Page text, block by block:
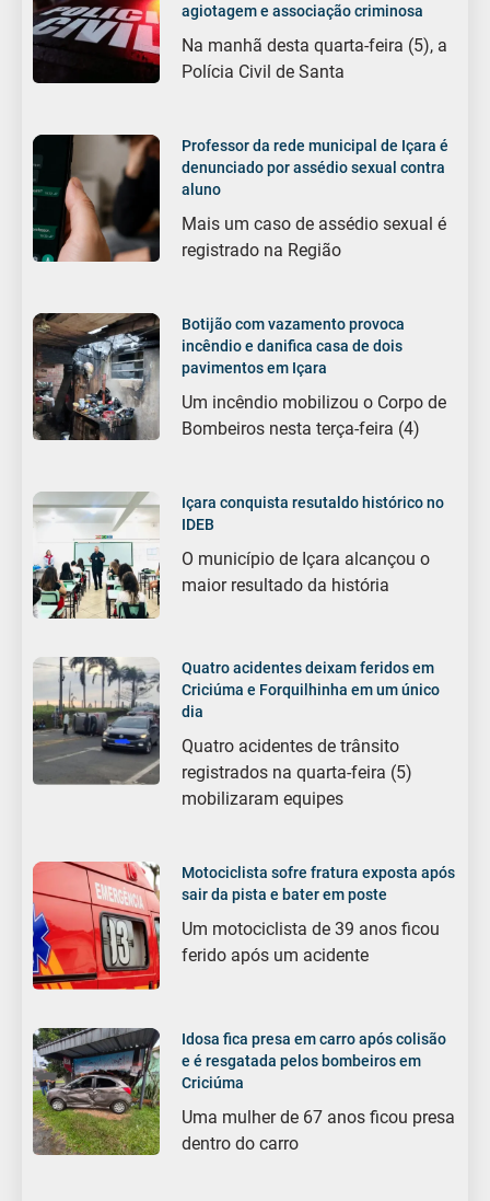
agiotagem e associação criminosa
Na manhã desta quarta-feira (5), a
Polícia Civil de Santa
Professor da rede municipal de Içara é
denunciado por assédio sexual contra
aluno
Mais um caso de assédio sexual é
registrado na Região
Botijão com vazamento provoca
incêndio e danifica casa de dois
pavimentos em Içara
Um incêndio mobilizou o Corpo de
Bombeiros nesta terça-feira (4)
Içara conquista resutaldo histórico no
IDEB
O município de Içara alcançou o
maior resultado da história
Quatro acidentes deixam feridos em
Criciúma e Forquilhinha em um único
dia
Quatro acidentes de trânsito
registrados na quarta-feira (5)
mobilizaram equipes
Motociclista sofre fratura exposta após
sair da pista e bater em poste
Um motociclista de 39 anos ficou
ferido após um acidente
Idosa fica presa em carro após colisão
e é resgatada pelos bombeiros em
Criciúma
Uma mulher de 67 anos ficou presa
dentro do carro